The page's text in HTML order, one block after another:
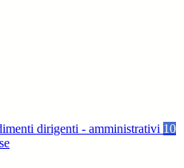
dirigenti - amministrativi 10